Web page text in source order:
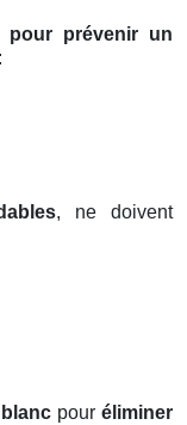
pour prévenir un
:
, ne doivent
pour éliminer